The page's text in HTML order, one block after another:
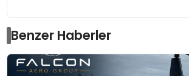
Benzer Haberler